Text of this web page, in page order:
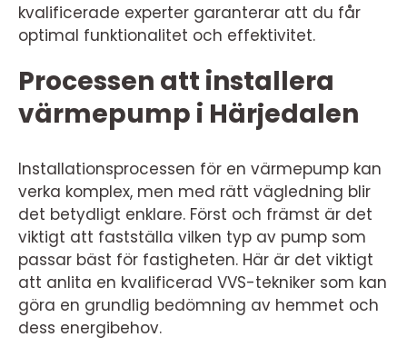
kvalificerade experter garanterar att du får
optimal funktionalitet och effektivitet.
Processen att installera
värmepump i Härjedalen
Installationsprocessen för en värmepump kan
verka komplex, men med rätt vägledning blir
det betydligt enklare. Först och främst är det
viktigt att fastställa vilken typ av pump som
passar bäst för fastigheten. Här är det viktigt
att anlita en kvalificerad VVS-tekniker som kan
göra en grundlig bedömning av hemmet och
dess energibehov.